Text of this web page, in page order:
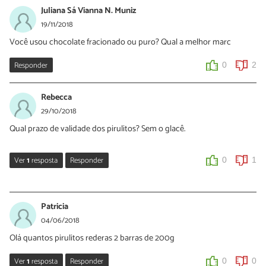
04/12/2018
Oi Cláudia, você pode fazer a letra L com glacê de açúcar: prepare
de acordo com o passo 5 e desenhe a letra L no pirulito. Outro
jeito é fazer a letra L com pasta americana. Experimente e suba
Juliana Sá Vianna N. Muniz
19/11/2018
Você usou chocolate fracionado ou puro? Qual a melhor marc
Responder 0 2
Rebecca
29/10/2018
Qual prazo de validade dos pirulitos? Sem o glacê.
Ver1resposta Responder 0 1
30/10/2018
Oi Rebecca. Com ou sem glacê estes pirulitos aguentam 1 a 2
semanas na geladeira 🙂
Patricia
04/06/2018
Olá quantos pirulitos rederas 2 barras de 200g
Ver1resposta Responder 0 0